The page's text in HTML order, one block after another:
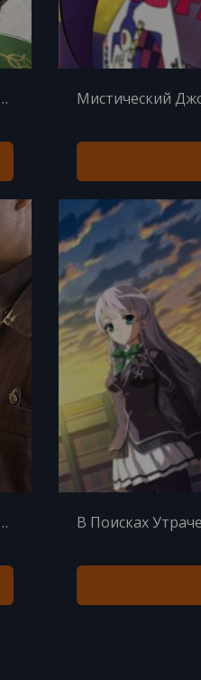
дивизионов 1 сезон 1 серия
(2015) WEB-DLRip